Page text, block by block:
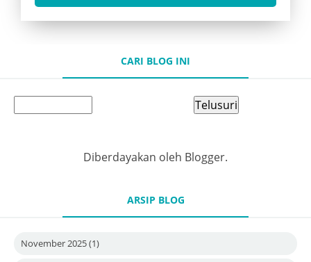
CARI BLOG INI
Diberdayakan oleh Blogger.
ARSIP BLOG
November 2025(1)